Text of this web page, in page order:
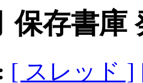
保存書庫
[ スレッド ]